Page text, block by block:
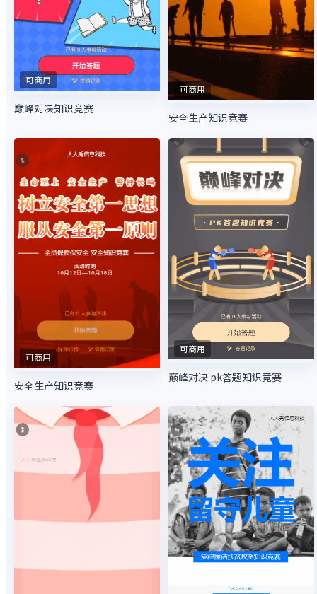
可商用
巅峰对决知识竞赛
可商用
安全生产知识竞赛
可商用
安全生产知识竞赛
可商用
巅峰对决 pk答题知识竞赛